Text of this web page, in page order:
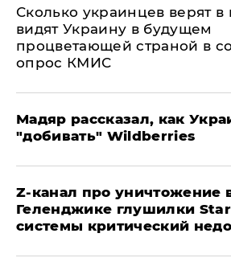
Сколько украинцев верят в
видят Украину в будущем
процветающей страной в
опрос КМИС
Мадяр рассказал, как
"добивать" Wildberries
Z-канал про уничтожение
Геленджике глушилки
системы критический